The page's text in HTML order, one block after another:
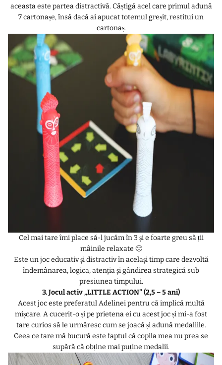
aceasta este partea distractivă. Câștigă acel care primul adună
7 cartonașe, însă dacă ai apucat totemul greșit, restitui un
cartonaș.
Cel mai tare îmi place să-l jucăm în 3 și e foarte greu să ții
mâinile relaxate 🙂
Este un joc educativ și distractiv în același timp care dezvoltă
îndemânarea, logica, atenția și gândirea strategică sub
presiunea timpului.
3. Jocul activ „LITTLE ACTION” (2,5 – 5 ani)
Acest joc este preferatul Adelinei pentru că implică multă
mișcare. A cucerit-o și pe prietena ei cu acest joc și mi-a fost
tare curios să le urmăresc cum se joacă și adună medaliile.
Ceea ce tare mă bucură este faptul că copila mea nu prea se
supără că obține mai puține medalii.